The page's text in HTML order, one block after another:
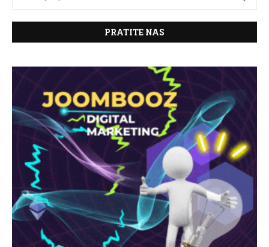
PRATITE NAS